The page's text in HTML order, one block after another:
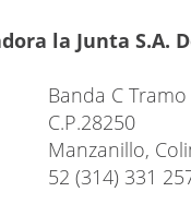
la Junta S.A.
Banda C
C.P.28250
Manzanillo,
52 (314) 331